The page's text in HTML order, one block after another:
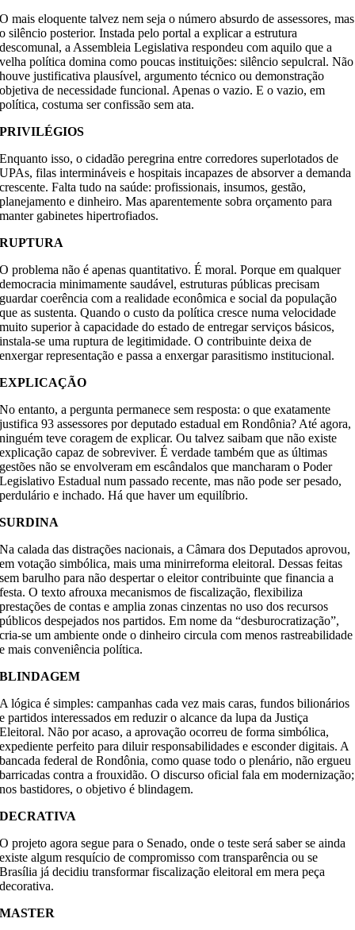
O mais eloquente talvez nem seja o número absurdo de assessores, mas
o silêncio posterior. Instada pelo portal a explicar a estrutura
descomunal, a Assembleia Legislativa respondeu com aquilo que a
velha política domina como poucas instituições: silêncio sepulcral. Não
houve justificativa plausível, argumento técnico ou demonstração
objetiva de necessidade funcional. Apenas o vazio. E o vazio, em
política, costuma ser confissão sem ata.
PRIVILÉGIOS
Enquanto isso, o cidadão peregrina entre corredores superlotados de
UPAs, filas intermináveis e hospitais incapazes de absorver a demanda
crescente. Falta tudo na saúde: profissionais, insumos, gestão,
planejamento e dinheiro. Mas aparentemente sobra orçamento para
manter gabinetes hipertrofiados.
RUPTURA
O problema não é apenas quantitativo. É moral. Porque em qualquer
democracia minimamente saudável, estruturas públicas precisam
guardar coerência com a realidade econômica e social da população
que as sustenta. Quando o custo da política cresce numa velocidade
muito superior à capacidade do estado de entregar serviços básicos,
instala-se uma ruptura de legitimidade. O contribuinte deixa de
enxergar representação e passa a enxergar parasitismo institucional.
EXPLICAÇÃO
No entanto, a pergunta permanece sem resposta: o que exatamente
justifica 93 assessores por deputado estadual em Rondônia? Até agora,
ninguém teve coragem de explicar. Ou talvez saibam que não existe
explicação capaz de sobreviver. É verdade também que as últimas
gestões não se envolveram em escândalos que mancharam o Poder
Legislativo Estadual num passado recente, mas não pode ser pesado,
perdulário e inchado. Há que haver um equilíbrio.
SURDINA
Na calada das distrações nacionais, a Câmara dos Deputados aprovou,
em votação simbólica, mais uma minirreforma eleitoral. Dessas feitas
sem barulho para não despertar o eleitor contribuinte que financia a
festa. O texto afrouxa mecanismos de fiscalização, flexibiliza
prestações de contas e amplia zonas cinzentas no uso dos recursos
públicos despejados nos partidos. Em nome da “desburocratização”,
cria-se um ambiente onde o dinheiro circula com menos rastreabilidade
e mais conveniência política.
BLINDAGEM
A lógica é simples: campanhas cada vez mais caras, fundos bilionários
e partidos interessados em reduzir o alcance da lupa da Justiça
Eleitoral. Não por acaso, a aprovação ocorreu de forma simbólica,
expediente perfeito para diluir responsabilidades e esconder digitais. A
bancada federal de Rondônia, como quase todo o plenário, não ergueu
barricadas contra a frouxidão. O discurso oficial fala em modernização;
nos bastidores, o objetivo é blindagem.
DECRATIVA
O projeto agora segue para o Senado, onde o teste será saber se ainda
existe algum resquício de compromisso com transparência ou se
Brasília já decidiu transformar fiscalização eleitoral em mera peça
decorativa.
MASTER